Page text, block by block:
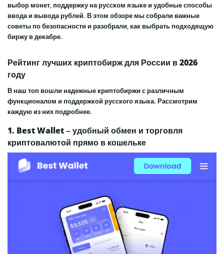
выбор монет, поддержку на русском языке и удобные способы
ввода и вывода рублей. В этом обзоре мы собрали важные
советы по безопасности и разобрали, как выбрать подходящую
биржу в декабре.
Рейтинг лучших криптобирж для России в 2026
году
В наш топ вошли надежные криптобиржи с различным
функционалом и поддержкой русского языка. Рассмотрим
каждую из них подробнее.
1. Best Wallet – удобный обмен и торговля
криптовалютой прямо в кошельке